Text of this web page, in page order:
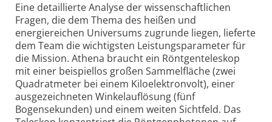
Eine detaillierte Analyse der wissenschaftlichen
Fragen, die dem Thema des heißen und
energiereichen Universums zugrunde liegen, lieferte
dem Team die wichtigsten Leistungsparameter für
die Mission. Athena braucht ein Röntgenteleskop
mit einer beispiellos großen Sammelfläche (zwei
Quadratmeter bei einem Kiloelektronvolt), einer
ausgezeichneten Winkelauflösung (fünf
Bogensekunden) und einem weiten Sichtfeld. Das